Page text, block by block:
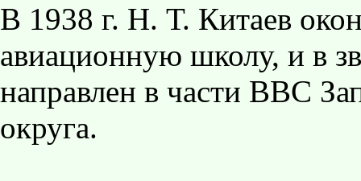
В 1938 г. Н. Т. Китаев
авиационную школу, и в
направлен в части ВВС
округа.